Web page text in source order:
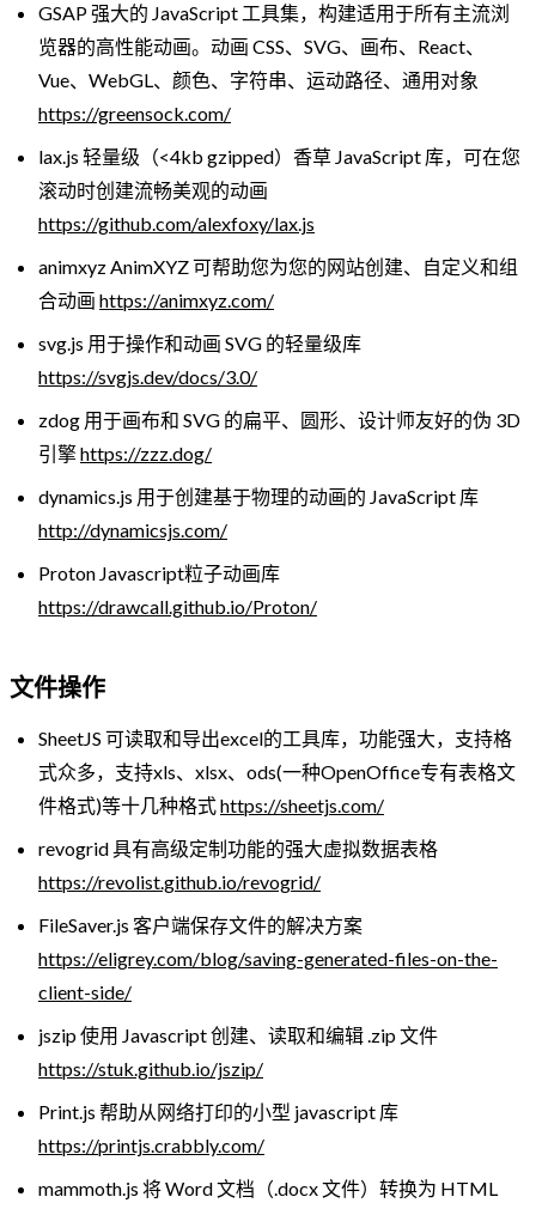
GSAP 强大的 JavaScript 工具集，构建适用于所有主流浏
览器的高性能动画。动画 CSS、SVG、画布、React、
Vue、WebGL、颜色、字符串、运动路径、通用对象
https://greensock.com/
lax.js 轻量级（<4kb gzipped）香草 JavaScript 库，可在您
滚动时创建流畅美观的动画
https://github.com/alexfoxy/lax.js
animxyz AnimXYZ 可帮助您为您的网站创建、自定义和组
合动画 https://animxyz.com/
svg.js 用于操作和动画 SVG 的轻量级库
https://svgjs.dev/docs/3.0/
zdog 用于画布和 SVG 的扁平、圆形、设计师友好的伪 3D
引擎https://zzz.dog/
dynamics.js 用于创建基于物理的动画的 JavaScript 库
http://dynamicsjs.com/
Proton Javascript粒子动画库
https://drawcall.github.io/Proton/
文件操作
SheetJS 可读取和导出excel的工具库，功能强大，支持格
式众多，支持xls、xlsx、ods(一种OpenOffice专有表格文
件格式)等十几种格式https://sheetjs.com/
revogrid 具有高级定制功能的强大虚拟数据表格
https://revolist.github.io/revogrid/
FileSaver.js 客户端保存文件的解决方案
https://eligrey.com/blog/saving-generated-files-on-the-
client-side/
jszip 使用 Javascript 创建、读取和编辑 .zip 文件
https://stuk.github.io/jszip/
Print.js 帮助从网络打印的小型 javascript 库
https://printjs.crabbly.com/
mammoth.js 将 Word 文档（.docx 文件）转换为 HTML